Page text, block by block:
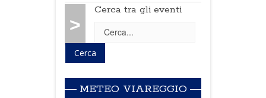
>
Cerca tra gli eventi
METEO VIAREGGIO